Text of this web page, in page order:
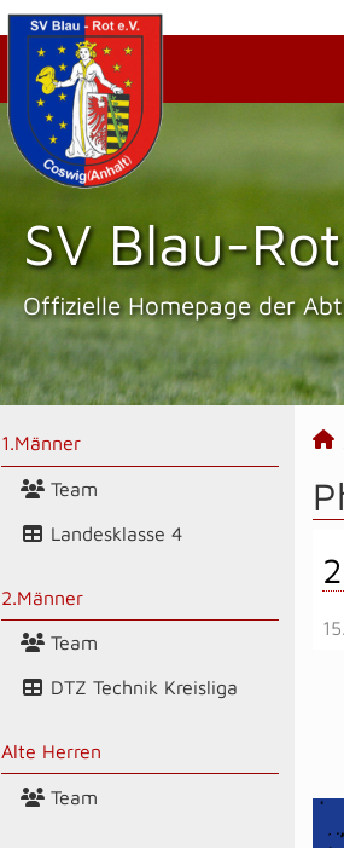
SV Blau-
Offizielle Homepage der
1.Männer
Team
Landesklasse 4
2.Männer
Team
DTZ Technik Kreisliga
Alte Herren
Team